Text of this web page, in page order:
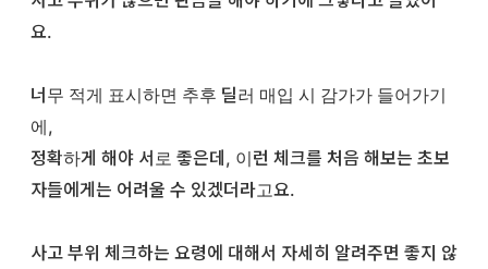
요.
너무 적게 표시하면 추후 딜러 매입 시 감가가 들어가기
에,
정확하게 해야 서로 좋은데, 이런 체크를 처음 해보는 초보
자들에게는 어려울 수 있겠더라고요.
사고 부위 체크하는 요령에 대해서 자세히 알려주면 좋지 않